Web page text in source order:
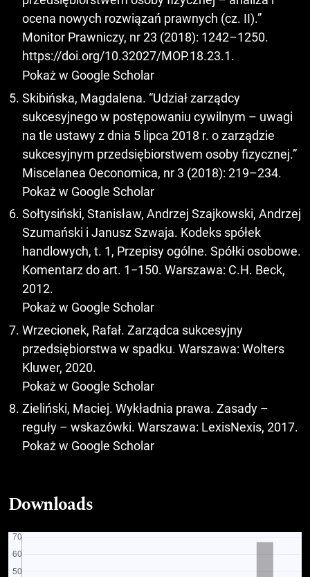
ocena nowych rozwiązań prawnych (cz. II).”
Monitor Prawniczy, nr 23 (2018): 1242–1250.
https://doi.org/10.32027/MOP.18.23.1.
Pokaż w Google Scholar
Skibińska, Magdalena. “Udział zarządcy
sukcesyjnego w postępowaniu cywilnym – uwagi
na tle ustawy z dnia 5 lipca 2018 r. o zarządzie
sukcesyjnym przedsiębiorstwem osoby fizycznej.”
Miscelanea Oeconomica, nr 3 (2018): 219–234.
Pokaż w Google Scholar
Sołtysiński, Stanisław, Andrzej Szajkowski, Andrzej
Szumański i Janusz Szwaja. Kodeks spółek
handlowych, t. 1, Przepisy ogólne. Spółki osobowe.
Komentarz do art. 1−150. Warszawa: C.H. Beck,
2012.
Pokaż w Google Scholar
Wrzecionek, Rafał. Zarządca sukcesyjny
przedsiębiorstwa w spadku. Warszawa: Wolters
Kluwer, 2020.
Pokaż w Google Scholar
Zieliński, Maciej. Wykładnia prawa. Zasady –
reguły – wskazówki. Warszawa: LexisNexis, 2017.
Pokaż w Google Scholar
Downloads